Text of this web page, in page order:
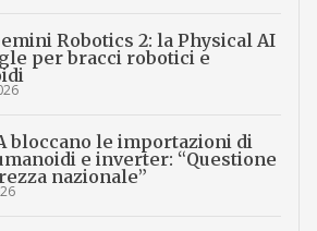
Robotics 2: la Physical AI
per bracci robotici e
bloccano le importazioni di
e inverter: “Questione
nazionale”